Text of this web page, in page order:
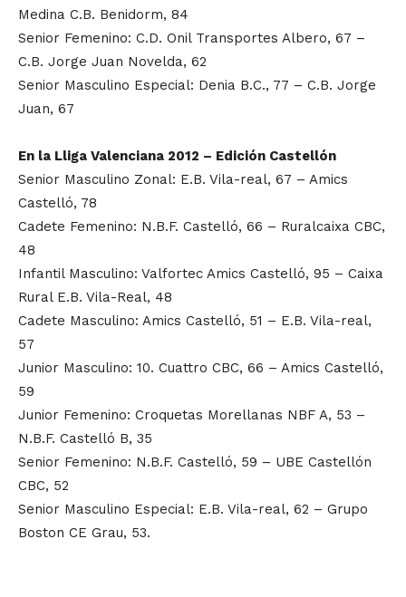
Medina C.B. Benidorm, 84
Senior Femenino: C.D. Onil Transportes Albero, 67 –
C.B. Jorge Juan Novelda, 62
Senior Masculino Especial: Denia B.C., 77 – C.B. Jorge
Juan, 67
En la Lliga Valenciana 2012 – Edición Castellón
Senior Masculino Zonal: E.B. Vila-real, 67 – Amics
Castelló, 78
Cadete Femenino: N.B.F. Castelló, 66 – Ruralcaixa CBC,
48
Infantil Masculino: Valfortec Amics Castelló, 95 – Caixa
Rural E.B. Vila-Real, 48
Cadete Masculino: Amics Castelló, 51 – E.B. Vila-real,
57
Junior Masculino: 10. Cuattro CBC, 66 – Amics Castelló,
59
Junior Femenino: Croquetas Morellanas NBF A, 53 –
N.B.F. Castelló B, 35
Senior Femenino: N.B.F. Castelló, 59 – UBE Castellón
CBC, 52
Senior Masculino Especial: E.B. Vila-real, 62 – Grupo
Boston CE Grau, 53.